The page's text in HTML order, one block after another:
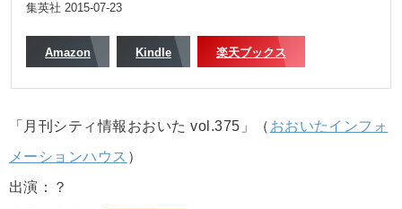
集英社 2015-07-23
Amazon Kindle 楽天ブックス
「月刊シティ情報おおいた vol.375」（ おおいたインフォ
メーションハウス ）
出演：？